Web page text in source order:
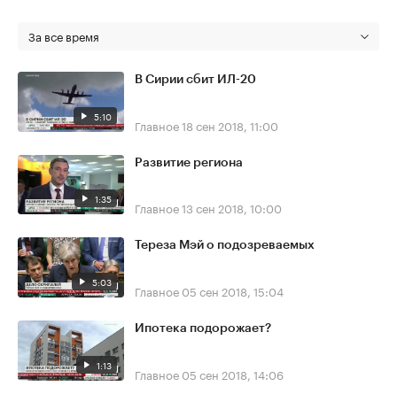
За все время
5:10
В Сирии сбит ИЛ-20
Главное18 сен 2018, 11:00
1:35
Развитие региона
Главное13 сен 2018, 10:00
5:03
Тереза Мэй о подозреваемых
Главное 05 сен 2018, 15:04
1:13
Ипотека подорожает?
Главное 05 сен 2018, 14:06